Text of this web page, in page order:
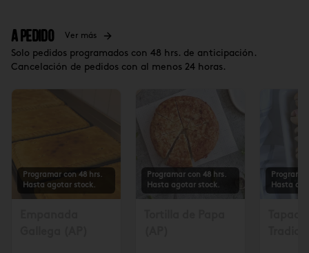
A Pedido Ver más
Solo pedidos programados con 48 hrs. de anticipación.
Cancelación de pedidos con al menos 24 horas.
Programar con 48 hrs.
Hasta agotar stock.
Programar con 48 hrs.
Hasta agotar stock.
Hasta